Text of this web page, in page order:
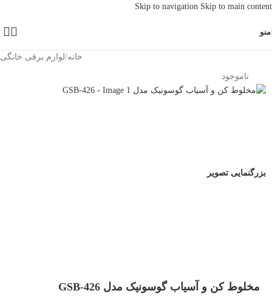
Skip to navigation Skip to main content
منو
خانه/لوازم برقی خانگی
ناموجود
بزرگنمایی تصویر
مخلوط کن و آسیاب گوسونیک مدل GSB-426